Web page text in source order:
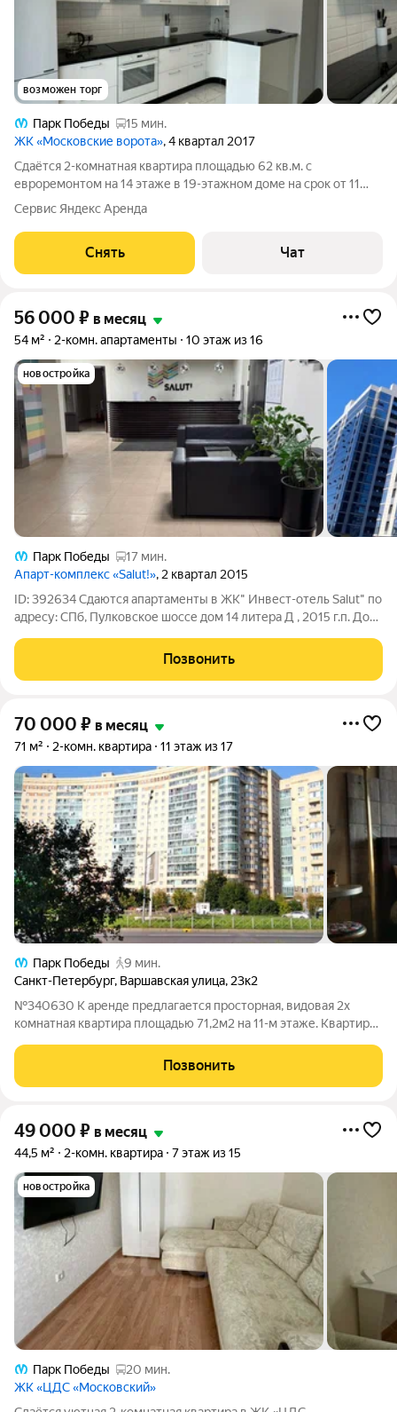
возможен торг
Парк Победы
15 мин.
ЖК «Московские ворота», 4 квартал 2017
Сдаётся 2-комнатная квартира площадью 62 кв.м. с
евроремонтом на 14 этаже в 19-этажном доме на срок от 11
месяцев. Из техники есть: Телевизор Духовой шкаф
Стиральная машина Холодильник Кондиционер
Микроволновка Пылесос Дом - монолитный, окна
Сервис Яндекс Аренда
Снять Чат
56 000 ₽ в месяц
54 м² 2-комн. апартаменты 10 этаж из 16
новостройка
Парк Победы
17 мин.
Апарт-комплекс «Salut!», 2 квартал 2015
ID: 392634 Сдаются апартаменты в ЖК" Инвест-отель Salut" по
адресу: СПб, Пулковское шоссе дом 14 литера Д , 2015 г.п. Дом
парком Городов Героев, имеющим прекрасную прогулочную
зону с озерами,
Позвонить
70 000 ₽ в месяц
71 м² 2-комн. квартира 11 этаж из 17
Парк Победы
9 мин.
Санкт-Петербург, Варшавская улица, 23к2
№340630 К аренде предлагается просторная, видовая 2х
комнатная квартира площадью 71,2м2 на 11-м этаже. Квартира
обеспечивающих хорошее проветривание, квартира
двухсторонняя с правильным
Позвонить
49 000 ₽ в месяц
44,5 м² 2-комн. квартира 7 этаж из 15
новостройка
Парк Победы
20 мин.
ЖК «ЦДС «Московский»